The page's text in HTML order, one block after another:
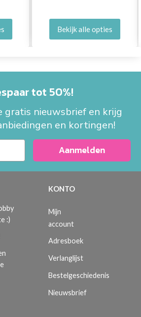
Bekijk alle opties
tot 50%!
gratis nieuwsbrief en krijg
en kortingen!
Aanmelden
:)
KONTO
Mijn
account
Adresboek
Verlanglijst
Bestelgeschiedenis
Nieuwsbrief